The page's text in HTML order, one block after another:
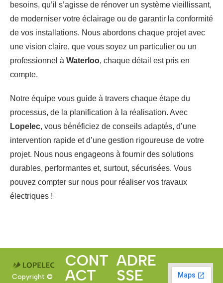
besoins, qu’il s’agisse de rénover un système vieillissant,
de moderniser votre éclairage ou de garantir la conformité
de vos installations. Nous abordons chaque projet avec
une vision claire, que vous soyez un particulier ou un
professionnel à Waterloo, chaque détail est pris en
compte.
Notre équipe vous guide à travers chaque étape du
processus, de la planification à la réalisation. Avec
Lopelec, vous bénéficiez de conseils adaptés, d’une
intervention rapide et d’une gestion rigoureuse de votre
projet. Nous nous engageons à fournir des solutions
durables, performantes et, surtout, sécurisées. Vous
pouvez compter sur nous pour réaliser vos travaux
électriques !
Copyright ©
CONT
ACT
ADRE
SSE